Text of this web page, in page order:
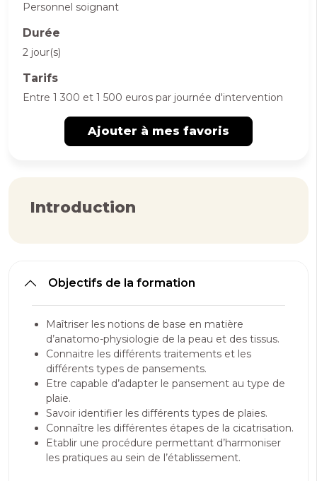
Personnel soignant
Durée
2 jour(s)
Tarifs
Entre 1 300 et 1 500 euros par journée d'intervention
Ajouter à mes favoris
Introduction
Objectifs de la formation
Maîtriser les notions de base en matière
d’anatomo-physiologie de la peau et des tissus.
Connaitre les différents traitements et les
différents types de pansements.
Etre capable d’adapter le pansement au type de
plaie.
Savoir identifier les différents types de plaies.
Connaître les différentes étapes de la cicatrisation.
Etablir une procédure permettant d’harmoniser
les pratiques au sein de l’établissement.